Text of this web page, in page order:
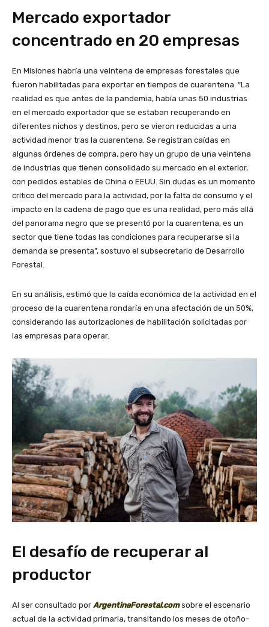
Mercado exportador
concentrado en 20 empresas
En Misiones habría una veintena de empresas forestales que
fueron habilitadas para exportar en tiempos de cuarentena. “La
realidad es que antes de la pandemia, había unas 50 industrias
en el mercado exportador que se estaban recuperando en
diferentes nichos y destinos, pero se vieron reducidas a una
actividad menor tras la cuarentena. Se registran caídas en
algunas órdenes de compra, pero hay un grupo de una veintena
de industrias que tienen consolidado su mercado en el exterior,
con pedidos estables de China o EEUU. Sin dudas es un momento
crítico del mercado para la actividad, por la falta de consumo y el
impacto en la cadena de pago que es una realidad, pero más allá
del panorama negro que se presentó por la cuarentena, es un
sector que tiene todas las condiciones para recuperarse si la
demanda se presenta”, sostuvo el subsecretario de Desarrollo
Forestal.
En su análisis, estimó que la caída económica de la actividad en el
proceso de la cuarentena rondaría en una afectación de un 50%,
considerando las autorizaciones de habilitación solicitadas por
las empresas para operar.
El desafío de recuperar al
productor
Al ser consultado por ArgentinaForestal.com sobre el escenario
actual de la actividad primaria, transitando los meses de otoño-